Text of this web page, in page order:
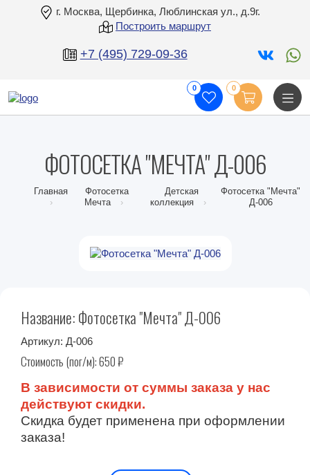
г. Москва, Щербинка, Люблинская ул., д.9г.
Построить маршрут
+7 (495) 729-09-36
0 0
ФОТОСЕТКА "МЕЧТА" Д-006
Главная
Фотосетка
Мечта
Детская
коллекция
Фотосетка "Мечта"
Д-006
Название: Фотосетка "Мечта" Д-006
Артикул: Д-006
Стоимость (пог/м):650₽
В зависимости от суммы заказа у нас
действуют скидки.
Скидка будет применена при оформлении
заказа!